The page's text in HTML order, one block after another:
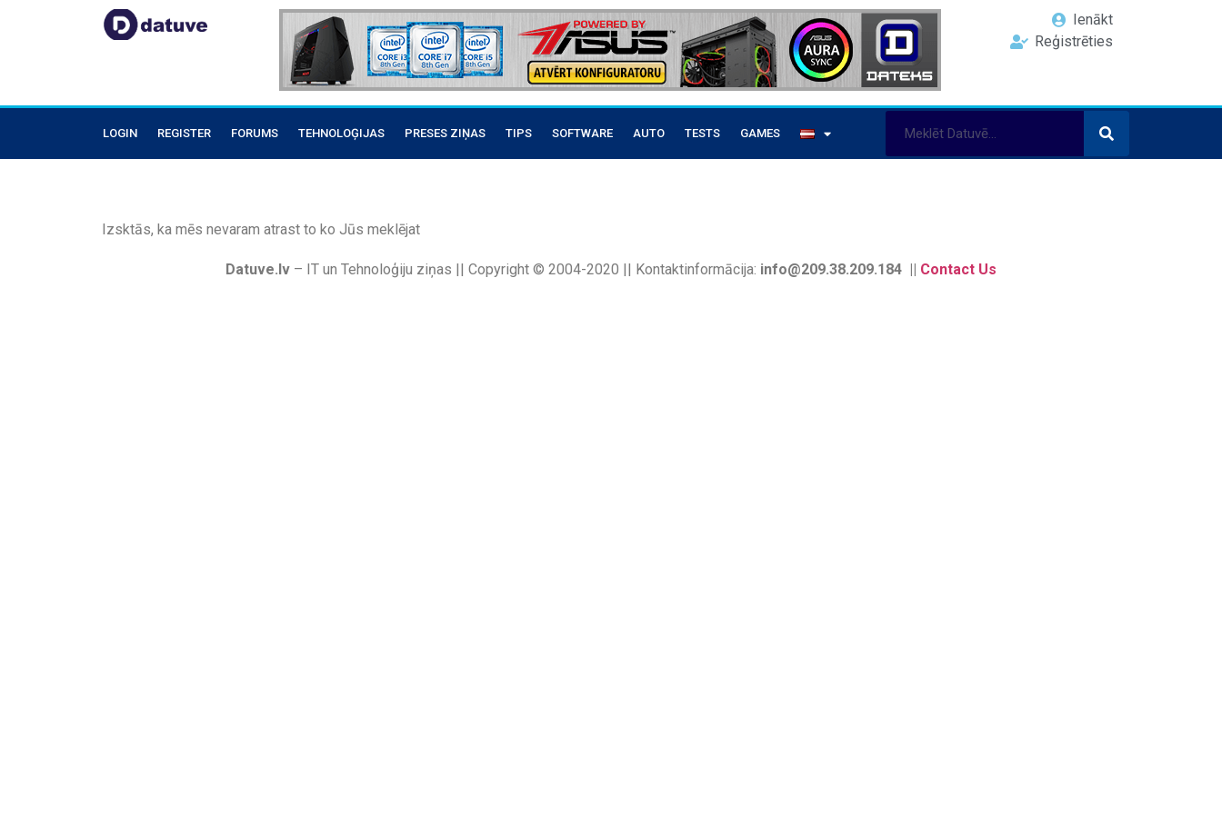
Ienākt
Reģistrēties
LOGIN REGISTER FORUMS TEHNOLOĢIJAS PRESES ZIŅAS TIPS SOFTWARE AUTO TESTS GAMES
Izsktās, ka mēs nevaram atrast to ko Jūs meklējat
Datuve.lv – IT un Tehnoloģiju ziņas || Copyright © 2004-2020 || Kontaktinformācija: info@209.38.209.184 || Contact Us